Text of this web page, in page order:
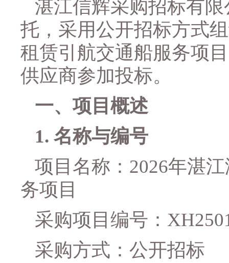
湛江信辉采购招标有限
托，采用公开招标方式
租赁引航交通船服务项目
供应商参加投标。
一、 项目概述
1. 名称与编号
项目名称： 2026年湛
务项目
采购项目编号：
采购方式：公开招标